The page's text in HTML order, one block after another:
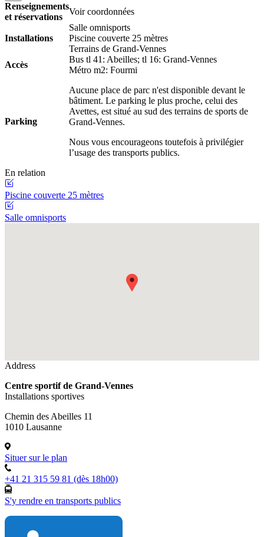
Renseignements
et réservations
Voir coordonnées
Installations
Salle omnisports
Piscine couverte 25 mètres
Terrains de Grand-Vennes
Accès
Bus tl 41: Abeilles; tl 16: Grand-Vennes
Métro m2: Fourmi
Parking
Aucune place de parc n'est disponible devant le
bâtiment. Le parking le plus proche, celui des
Avettes, est situé au sud des terrains de sports de
Grand-Vennes.
Nous vous encourageons toutefois à privilégier
l’usage des transports publics.
En relation
Piscine couverte 25 mètres
Salle omnisports
Address
Centre sportif de Grand-Vennes
Installations sportives
Chemin des Abeilles 11
1010 Lausanne
Situer sur le plan
+41 21 315 59 81 (dès 18h00)
S'y rendre en transports publics